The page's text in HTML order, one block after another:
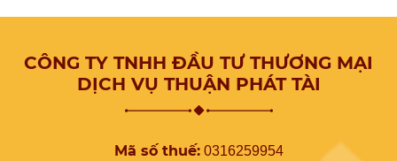
CÔNG TY TNHH ĐẦU TƯ THƯƠNG MẠI
DỊCH VỤ THUẬN PHÁT TÀI
Mã số thuế:0316259954